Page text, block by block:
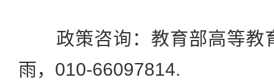
政策咨询：教育部高等教
雨，010-66097814.